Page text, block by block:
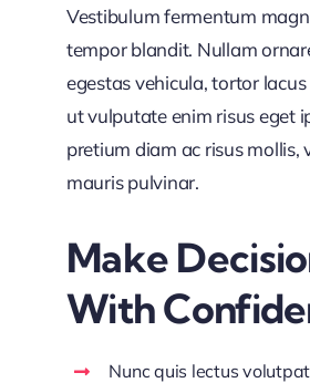
Vestibulum fermentum
tempor blandit. Nullam
egestas vehicula, tortor lacus
ut vulputate enim risus eget
pretium diam ac risus mollis,
mauris pulvinar.
Make
With
Nunc quis lectus